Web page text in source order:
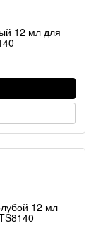
12 мл для
12 мл